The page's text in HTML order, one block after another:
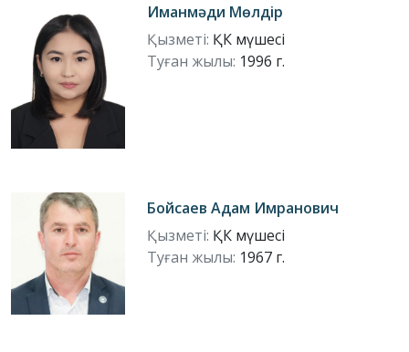
Иманмәди Мөлдір
Қызметі: ҚК мүшесі
Туған жылы: 1996 г.
Бойсаев Адам Имранович
Қызметі: ҚК мүшесі
Туған жылы: 1967 г.